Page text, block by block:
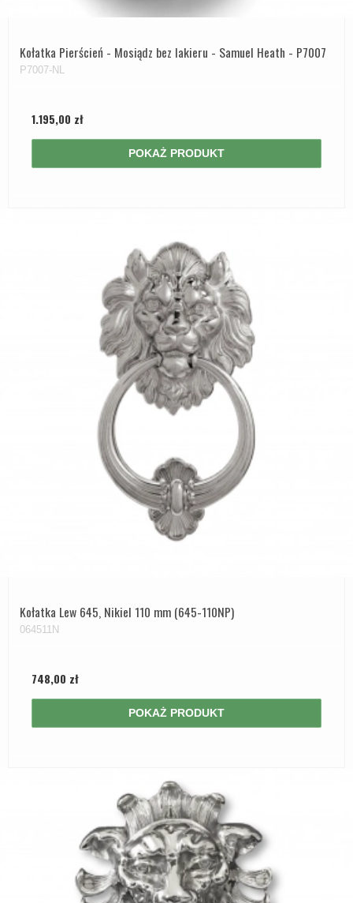
Kołatka Pierścień - Mosiądz bez lakieru - Samuel Heath - P7007
P7007-NL
1.195,00 zł
POKAŻ PRODUKT
Kołatka Lew 645, Nikiel 110 mm (645-110NP)
064511N
748,00 zł
POKAŻ PRODUKT